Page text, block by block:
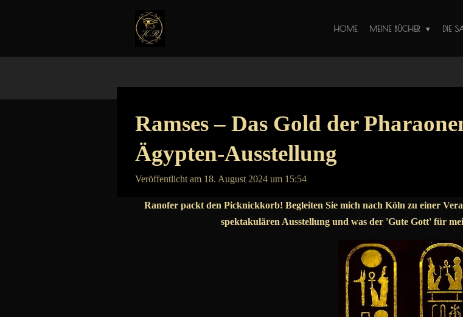
HOME MEINE BÜCHER DIE
Ramses – Das Gold der
Ägypten-Ausstellung
Veröffentlicht am 18. August 2024 um 15:54
Ranofer packt den Picknickkorb! Begleiten Sie mich nach Köln zu einer
spektakulären Ausstellung und was der 'Gute Gott' für